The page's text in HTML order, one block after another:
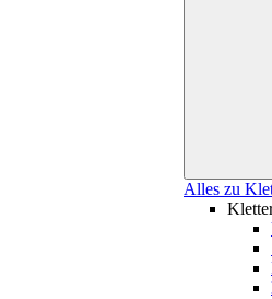
Alles zu